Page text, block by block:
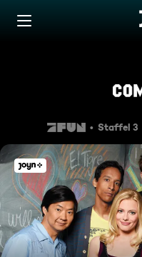
Zum Inhalt springen
Staffel 3